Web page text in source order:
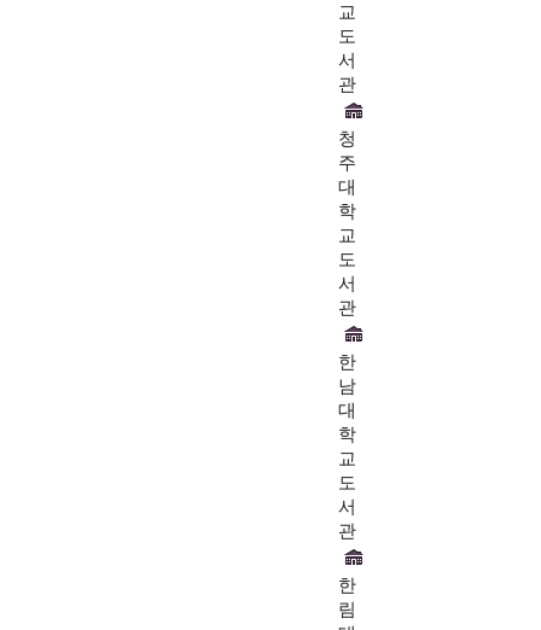
교
도
서
관
청
주
대
학
교
도
서
관
한
남
대
학
교
도
서
관
한
림